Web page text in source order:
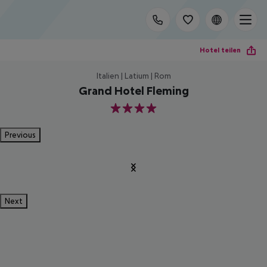
Hotel teilen
Italien | Latium | Rom
Grand Hotel Fleming
4
Previous
Next